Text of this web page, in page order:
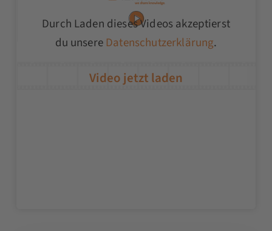
Durch Laden dieses Videos akzeptierst
du unsere Datenschutzerklärung.